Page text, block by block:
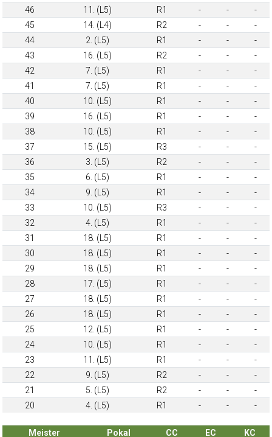
46
11. (L5) R1 - -
-
45
14. (L4) R2 - -
-
44
2. (L5) R1 - -
-
43
16. (L5) R2 - -
-
42
7. (L5) R1 - -
-
41
7. (L5) R1 - -
-
40
10. (L5) R1 - -
-
39
16. (L5) R1 - -
-
38
10. (L5) R1 - -
-
37
15. (L5) R3 - -
-
36
3. (L5) R2 - -
-
35
6. (L5) R1 - -
-
34
9. (L5) R1 - -
-
33
10. (L5) R3 - -
-
32
4. (L5) R1 - -
-
31
18. (L5) R1 - -
-
30
18. (L5) R1 - -
-
29
18. (L5) R1 - -
-
28
17. (L5) R1 - -
-
27
18. (L5) R1 - -
-
26
18. (L5) R1 - -
-
25
12. (L5) R1 - -
-
24
10. (L5) R1 - -
-
23
11. (L5) R1 - -
-
22
9. (L5) R2 - -
-
21
5. (L5) R2 - -
-
20
4. (L5) R1 - - -
Meister Pokal CC EC
KC